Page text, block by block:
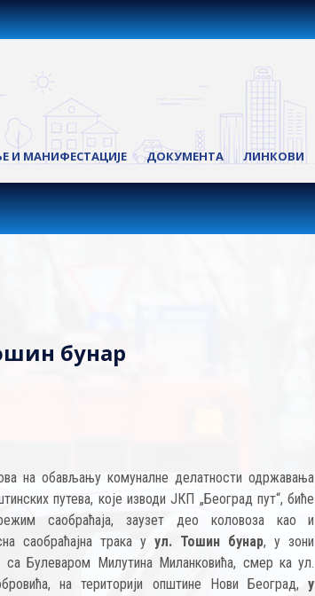
И МАНИФЕСТАЦИЈЕ ДОКУМЕНТА ЛИНКОВИ
бунар
на обављању комуналне делатности одржавања
путева, које изводи ЈКП „Београд пут“, биће
саобраћаја, заузет део коловоза као и
саобраћајна трака у ул. Тошин бунар, у зони
са Булеваром Милутина Миланковића, смер ка ул.
на територији општине Нови Београд,у